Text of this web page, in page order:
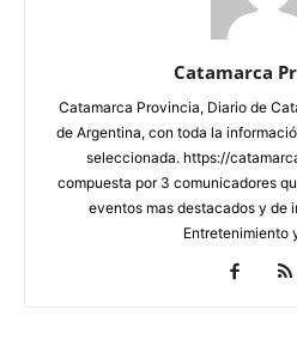
Catamarca
Catamarca Provincia, Diario de
de Argentina, con toda la
seleccionada. https://
compuesta por 3 comunicadores
eventos mas destacados y de
Entretenimiento